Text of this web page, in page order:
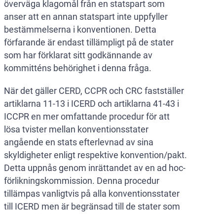
överväga klagomål från en statspart som
anser att en annan statspart inte uppfyller
bestämmelserna i konventionen. Detta
förfarande är endast tillämpligt på de stater
som har förklarat sitt godkännande av
kommitténs behörighet i denna fråga.
När det gäller CERD, CCPR och CRC fastställer
artiklarna 11-13 i ICERD och artiklarna 41-43 i
ICCPR en mer omfattande procedur för att
lösa tvister mellan konventionsstater
angående en stats efterlevnad av sina
skyldigheter enligt respektive konvention/pakt.
Detta uppnås genom inrättandet av en ad hoc-
förlikningskommission. Denna procedur
tillämpas vanligtvis på alla konventionsstater
till ICERD men är begränsad till de stater som